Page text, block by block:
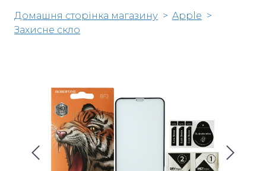
Домашня сторінка магазину
Apple
Захисне скло